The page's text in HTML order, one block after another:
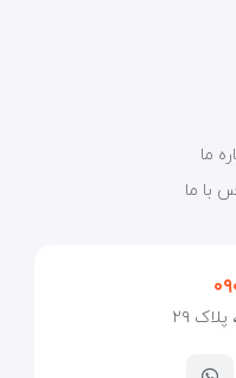
ما
با ما
۲۹